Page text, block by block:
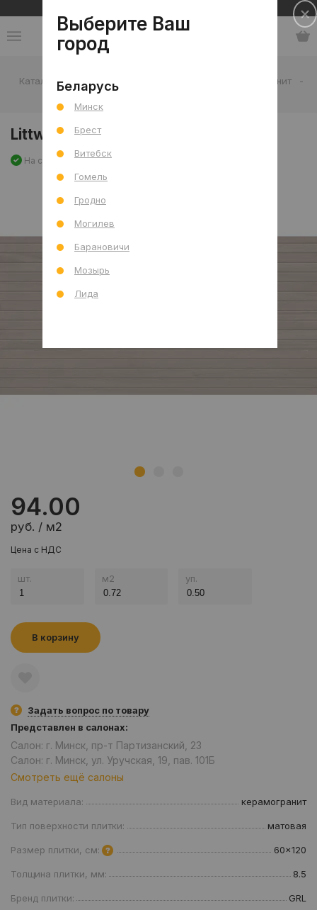
Каталог - Керамогранит
-
Littwood Dove Louvers Mat 60x120 R
Littwood Dove Louvers Mat 60x120 R
На складе Артикул: 0000029728
94.00
руб. / м2
Цена с НДС
шт. м2 уп.
В корзину
Задать вопрос по товару
Представлен в салонах:
Салон: г. Минск, пр-т Партизанский, 23
Салон: г. Минск, ул. Уручская, 19, пав. 101Б
Смотреть ещё салоны
Вид материала: керамогранит
Тип поверхности плитки: матовая
Размер плитки, см: 60x120
Толщина плитки, мм: 8.5
Бренд плитки: GRL
Выберите Ваш
город
Беларусь
Минск
Брест
Витебск
Гомель
Гродно
Могилев
Барановичи
Мозырь
Лида